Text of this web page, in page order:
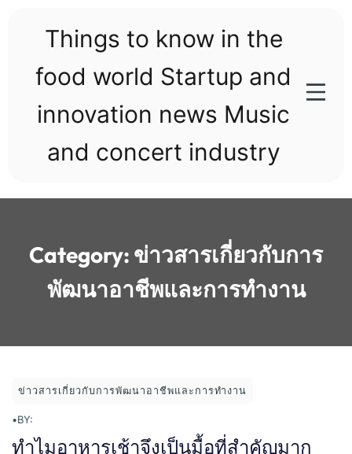
Things to know in the
food world Startup and
innovation news Music
and concert industry
Category: ข่าวสารเกี่ยวกับการ
พัฒนาอาชีพและการทำงาน
ข่าวสารเกี่ยวกับการพัฒนาอาชีพและการทำงาน
•BY:
ทำไมอาหารเช้าจึงเป็นมื้อที่สำคัญมาก